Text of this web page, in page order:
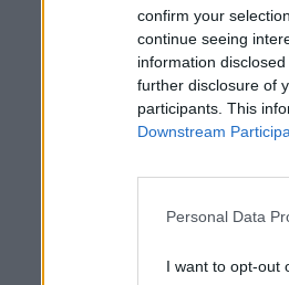
confirm your
continue seeing
information
further disclosure of
participants. This
Downstream
Personal Data
I want to opt-out